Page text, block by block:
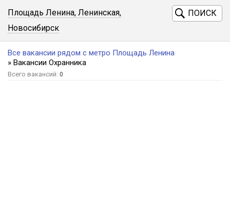
Площадь Ленина, Ленинская,
Новосибирск
ПОИСК
Все вакансии рядом с метро Площадь Ленина
» Вакансии Охранника
Всего вакансий: 0